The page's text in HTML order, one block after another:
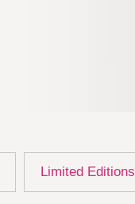
Limited Editions